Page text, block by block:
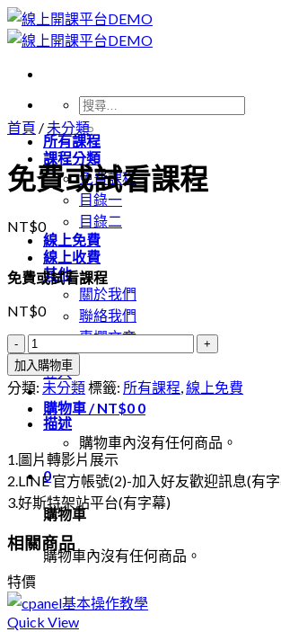
Skip
to
content
搜
尋
關
鍵
字:
所有課程
課程分類
免費課程
目錄一
目錄二
線上免費
線上收費
其他
關於我們
聯絡我們
專欄文章
登入
購物車 /NT$0 0
購物車內沒有任何商品。
0
購物車
購物車內沒有任何商品。
首頁 / 未分類
免費或試看課程
NT$0
免費或試看課程
NT$0
免
費
或
試
看
課
程
數
加入購物車
分類: 未分類標籤: 所有課程,線上免費
描述
1.圖片轉影片展示
2.LINE 官方帳號(2)-加入好友歡迎訊息(有
3.好斯特架站平台(有字幕)
相關商品
特價
Quick View